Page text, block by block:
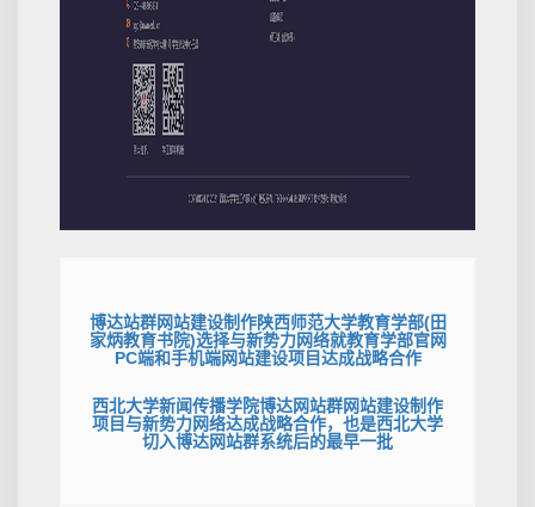
博达站群网站建设制作陕西师范大学教育学部(田
家炳教育书院)选择与新势力网络就教育学部官网
PC端和手机端网站建设项目达成战略合作
西北大学新闻传播学院博达网站群网站建设制作
项目与新势力网络达成战略合作，也是西北大学
切入博达网站群系统后的最早一批